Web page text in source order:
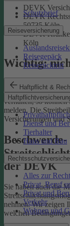
Schutzbrief
Reiseversicherung
Reisegepäck
Reiserücktritt
Haftpflicht &
Dienst und
Tierhalter
Haus und Bau
Alles zur
Privat, Beruf
Privat und
Verkehr
Wohnen und
DEVK
DEVK
50735 Köln
DEVK
Köln
Wichtig:
Wenn Sie Kenntnis
Partnerinnen und
verhalten, so können
melden. Die
Versicherungen und
der DEVK
Sie haben auch die
nehmen. Wir zeigen
welchen